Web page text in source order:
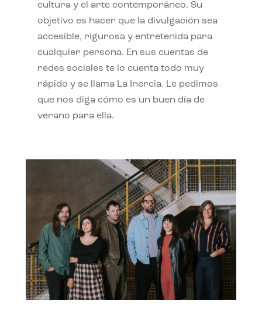
cultura y el arte contemporáneo. Su
objetivo es hacer que la divulgación sea
accesible, rigurosa y entretenida para
cualquier persona. En sus cuentas de
redes sociales te lo cuenta todo muy
rápido y se llama La Inercia. Le pedimos
que nos diga cómo es un buen día de
verano para ella.